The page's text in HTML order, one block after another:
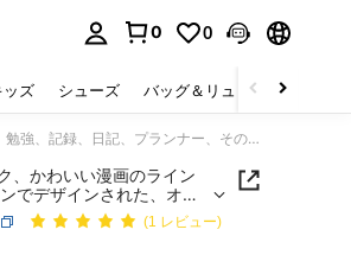
0 0
ッズ シューズ バッグ＆リュック
1個 漫画のウサギのノートブック、かわいい漫画のラインノートブック、ウサギのパターンでデザインされた、オフィス、勉強、記録、日記、プランナー、その他のシナリオに適した洒落たステーショナリー。ファンや10代の若者への理想的なギフトです。
、かわいい漫画のライン
でデザインされた、オフ
ナー、その他のシナリオ
。ファンや10代の若者へ
(1 レビュー)